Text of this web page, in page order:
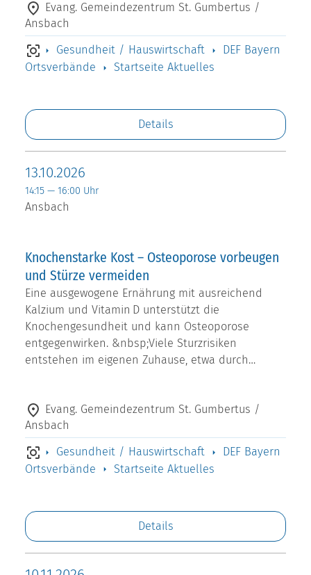
Evang. Gemeindezentrum St. Gumbertus /
Ansbach
Gesundheit / Hauswirtschaft
DEF Bayern
Ortsverbände
Startseite Aktuelles
Details
13.10.2026
14:15 — 16:00 Uhr
Ansbach
Knochenstarke Kost – Osteoporose vorbeugen
und Stürze vermeiden
Eine ausgewogene Ernährung mit ausreichend
Kalzium und Vitamin D unterstützt die
Knochengesundheit und kann Osteoporose
entgegenwirken. &nbsp;Viele Sturzrisiken
entstehen im eigenen Zuhause, etwa durch…
Evang. Gemeindezentrum St. Gumbertus /
Ansbach
Gesundheit / Hauswirtschaft
DEF Bayern
Ortsverbände
Startseite Aktuelles
Details